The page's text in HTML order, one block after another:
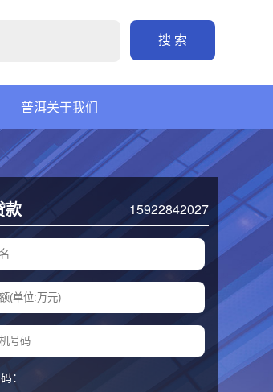
搜 索
普洱关于我们
款 15922842027
：